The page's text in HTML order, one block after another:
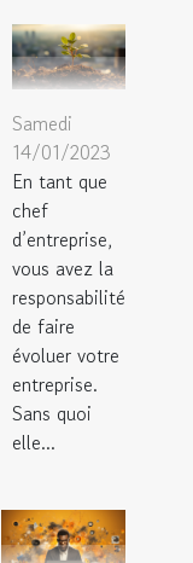
Samedi
14/01/2023
En tant que
chef
d’entreprise,
vous avez la
responsabilité
de faire
évoluer votre
entreprise.
Sans quoi
elle...